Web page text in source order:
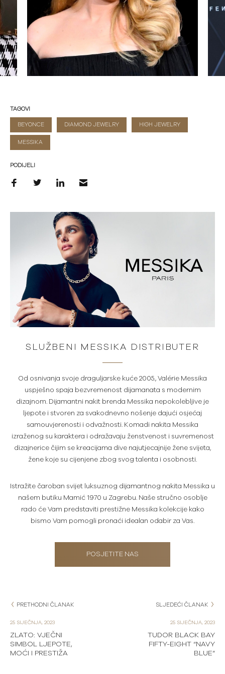
TAGOVI
BEYONCE DIAMOND JEWELRY HIGH JEWELRY
MESSIKA
PODIJELI
SLUŽBENI MESSIKA DISTRIBUTER
Od osnivanja svoje draguljarske kuće 2005., Valérie Messika
uspješno spaja bezvremenost dijamanata s modernim
dizajnom. Dijamantni nakit brenda Messika nepokolebljive je
ljepote i stvoren za svakodnevno nošenje dajući osjećaj
samouvjerenosti i odvažnosti. Komadi nakita Messika
izraženog su karaktera i odražavaju ženstvenost i suvremenost
dizajnerice čijim se kreacijama dive najutjecajnije žene svijeta,
žene koje su cijenjene zbog svog talenta i osobnosti.
Istražite čaroban svijet luksuznog dijamantnog nakita Messika u
našem butiku Mamić 1970 u Zagrebu. Naše stručno osoblje
rado će Vam predstaviti prestižne Messika kolekcije kako
bismo Vam pomogli pronaći idealan odabir za Vas.
POSJETITE NAS
PRETHODNI ČLANAK
25 SIJEČNJA, 2023
ZLATO: VJEČNI
SIMBOL LJEPOTE,
MOĆI I PRESTIŽA
SLJEDEĆI ČLANAK
25 SIJEČNJA, 2023
TUDOR BLACK BAY
FIFTY-EIGHT “NAVY
BLUE”